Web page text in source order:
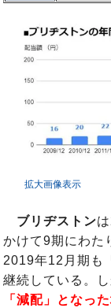
拡大画像表示
ブリヂストン
かけて9期にわた
2019年12月期も
継続している。
「減配」となっ